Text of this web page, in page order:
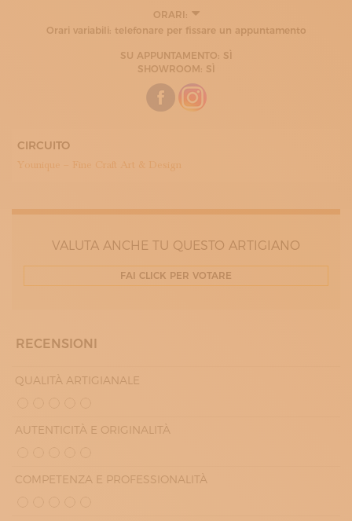
ORARI:
MARTEDÌ
15:00 - 19:00
MERCOLEDÌ
15:00 - 19:00
GIOVEDÌ
10:00 - 12:30
Orari variabili: telefonare per fissare un appuntamento
SU APPUNTAMENTO: SÌ
SHOWROOM: SÌ
CIRCUITO
Younique – Fine Craft Art & Design
VALUTA ANCHE TU QUESTO ARTIGIANO
FAI CLICK PER VOTARE
RECENSIONI
QUALITÀ ARTIGIANALE
AUTENTICITÀ E ORIGINALITÀ
COMPETENZA E PROFESSIONALITÀ